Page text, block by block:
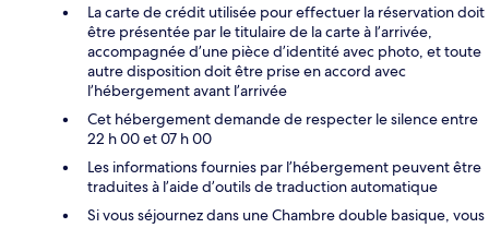
La carte de crédit utilisée pour effectuer la réservation doit
être présentée par le titulaire de la carte à l’arrivée,
accompagnée d’une pièce d’identité avec photo, et toute
autre disposition doit être prise en accord avec
l’hébergement avant l’arrivée
Cet hébergement demande de respecter le silence entre
22 h 00 et 07 h 00
Les informations fournies par l’hébergement peuvent être
traduites à l’aide d’outils de traduction automatique
Si vous séjournez dans une Chambre double basique, vous